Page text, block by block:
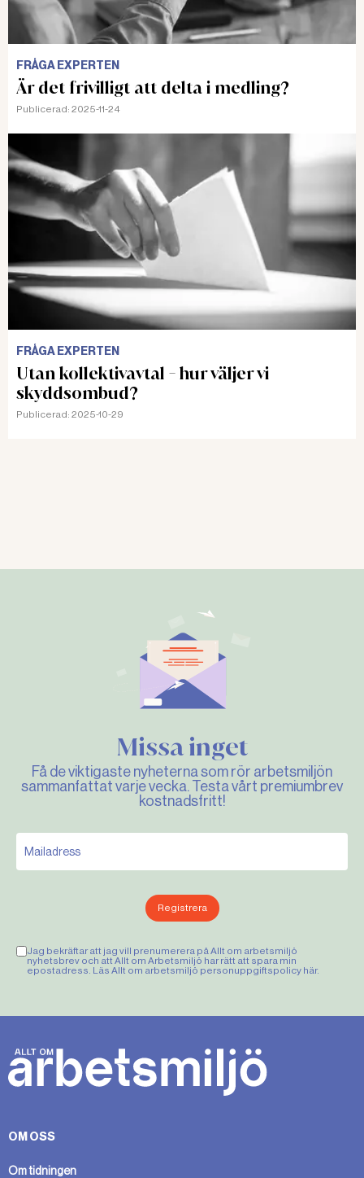
FRÅGA EXPERTEN
Är det frivilligt att delta i medling?
Publicerad: 2025-11-24
FRÅGA EXPERTEN
Utan kollektivavtal - hur väljer vi
skyddsombud?
Publicerad: 2025-10-29
Missa inget
Få de viktigaste nyheterna som rör arbetsmiljön
sammanfattat varje vecka. Testa vårt premiumbrev
kostnadsfritt!
Registrera
Jag bekräftar att jag vill prenumerera på Allt om arbetsmiljö
nyhetsbrev och att Allt om Arbetsmiljö har rätt att spara min
epostadress. Läs Allt om arbetsmiljö personuppgiftspolicy här.
OM OSS
Om tidningen